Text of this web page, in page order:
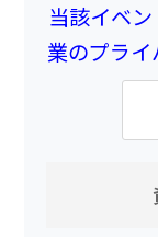
当該イベ
業のプラ